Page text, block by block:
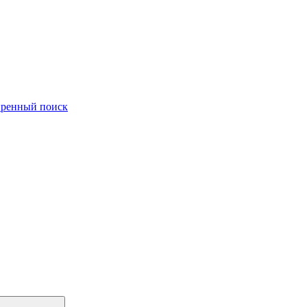
поиск